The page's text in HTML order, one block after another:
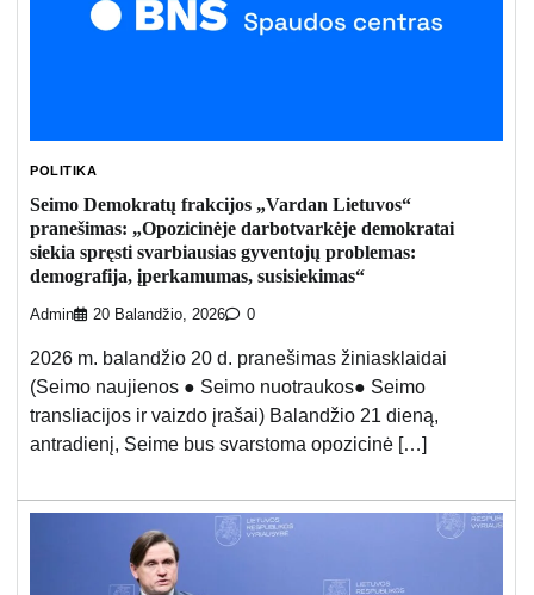
POLITIKA
Seimo Demokratų frakcijos „Vardan Lietuvos“
pranešimas: „Opozicinėje darbotvarkėje demokratai
siekia spręsti svarbiausias gyventojų problemas:
demografija, įperkamumas, susisiekimas“
Admin 20 Balandžio, 2026 0
2026 m. balandžio 20 d. pranešimas žiniasklaidai
(Seimo naujienos ● Seimo nuotraukos● Seimo
transliacijos ir vaizdo įrašai) Balandžio 21 dieną,
antradienį, Seime bus svarstoma opozicinė […]